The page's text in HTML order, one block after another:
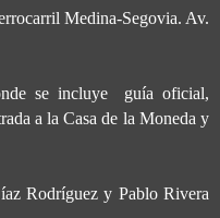
Medina-Segovia. Av.
se incluye guía oficial,
a la Casa de la Moneda y
Rodríguez y Pablo Rivera